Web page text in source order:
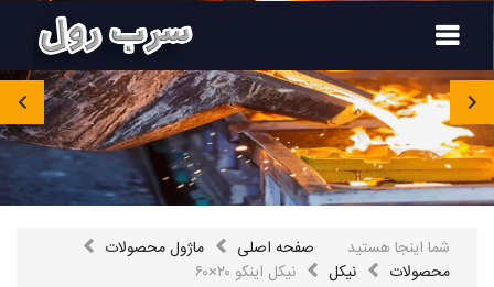
۰۹۱۲۴۵۴۸۳۵۰
صفحه
اصلی
محصولات
شما اینجا هستید صفحه اصلی
ماژول محصولات
محصولات
نيکل نيکل اینکو ۲۰×۶۰